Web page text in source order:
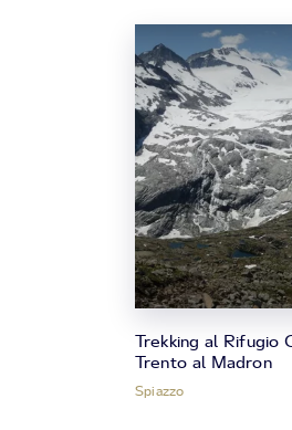
Trekking al Rifugio
Trento al Madron
Spiazzo